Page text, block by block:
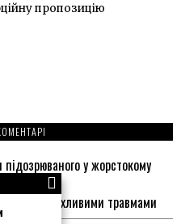
пропозицію
у жорстокому
з жахливими травмами